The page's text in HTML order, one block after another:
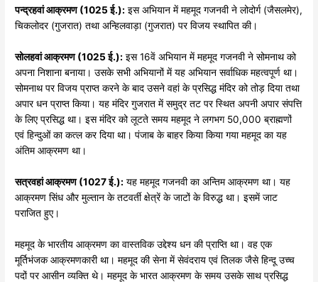
पन्द्रहवांआक्रमण (1025ई.): इस अभियान में महमूद गजनवी ने लोदोर्ग (जैसलमेर),
चिकलोदर (गुजरात) तथा अन्हिलवाड़ा (गुजरात) पर विजय स्थापित की।
सोलहवांआक्रमण (1025ई.): इस 16वें अभियान में महमूद गजनवी ने सोमनाथ को
अपना निशाना बनाया। उसके सभी अभियानों में यह अभियान सर्वाधिक महत्वपूर्ण था।
सोमनाथ पर विजय प्राप्त करने के बाद उसने वहां के प्रसिद्ध मंदिर को तोड़ दिया तथा
अपार धन प्राप्त किया। यह मंदिर गुजरात में समुद्र तट पर स्थित अपनी अपार संपत्ति
के लिए प्रसिद्ध था। इस मंदिर को लूटते समय महमूद ने लगभग 50,000 ब्राह्मणों
एवं हिन्दुओं का कत्ल कर दिया था। पंजाब के बाहर किया किया गया महमूद का यह
अंतिम आक्रमण था।
सत्रवहांआक्रमण (1027ई.): यह महमूद गजनवी का अन्तिम आक्रमण था। यह
आक्रमण सिंध और मुल्तान के तटवर्ती क्षेत्रें के जाटों के विरुद्ध था। इसमें जाट
पराजित हुए।
महमूद के भारतीय आक्रमण का वास्तविक उद्देश्य धन की प्राप्ति था। वह एक
मूर्तिभंजक आक्रमणकारी था। महमूद की सेना में सेवंदराय एवं तिलक जैसे हिन्दू उच्च
पदों पर आसीन व्यक्ति थे। महमूद के भारत आक्रमण के समय उसके साथ प्रसिद्ध